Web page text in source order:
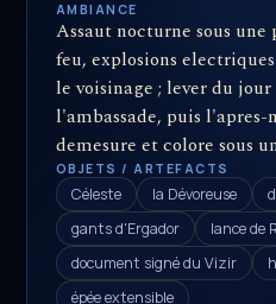
AMBIANCE
Assaut nocturne sous
feu, explosions
le voisinage ; lever du
l'ambassade, puis
demesure et colore sous
OBJETS / ARTEFACTS
Céleste la Dévoreuse
gants d'Ergador
lance de
document signé du Vizir
épée extensible